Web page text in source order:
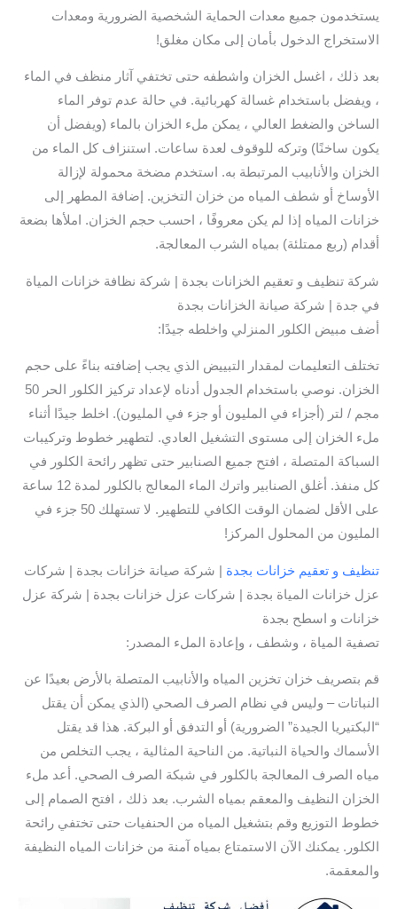
يستخدمون جميع معدات الحماية الشخصية الضرورية ومعدات
الاستخراج الدخول بأمان إلى مكان مغلق!
بعد ذلك ، اغسل الخزان واشطفه حتى تختفي آثار منظف في الماء
، ويفضل باستخدام غسالة كهربائية. في حالة عدم توفر الماء
الساخن والضغط العالي ، يمكن ملء الخزان بالماء (ويفضل أن
يكون ساخنًا) وتركه للوقوف لعدة ساعات. استنزاف كل الماء من
الخزان والأنابيب المرتبطة به. استخدم مضخة محمولة لإزالة
الأوساخ أو شطف المياه من خزان التخزين. إضافة المطهر إلى
خزانات المياه إذا لم يكن معروفًا ، احسب حجم الخزان. املأها بضعة
أقدام (ربع ممتلئة) بمياه الشرب المعالجة.
شركة تنظيف و تعقيم الخزانات بجدة | شركة نظافة خزانات المياة
في جدة | شركة صيانة الخزانات بجدة
أضف مبيض الكلور المنزلي واخلطه جيدًا:
تختلف التعليمات لمقدار التبييض الذي يجب إضافته بناءً على حجم
الخزان. نوصي باستخدام الجدول أدناه لإعداد تركيز الكلور الحر 50
مجم / لتر (أجزاء في المليون أو جزء في المليون). اخلط جيدًا أثناء
ملء الخزان إلى مستوى التشغيل العادي. لتطهير خطوط وتركيبات
السباكة المتصلة ، افتح جميع الصنابير حتى تظهر رائحة الكلور في
كل منفذ. أغلق الصنابير واترك الماء المعالج بالكلور لمدة 12 ساعة
على الأقل لضمان الوقت الكافي للتطهير. لا تستهلك 50 جزء في
المليون من المحلول المركز!
تنظيف و تعقيم خزانات بجدة | شركة صيانة خزانات بجدة | شركات
عزل خزانات المياة بجدة | شركات عزل خزانات بجدة | شركة عزل
خزانات و اسطح بجدة
تصفية المياة ، وشطف ، وإعادة الملء المصدر:
قم بتصريف خزان تخزين المياه والأنابيب المتصلة بالأرض بعيدًا عن
النباتات – وليس في نظام الصرف الصحي (الذي يمكن أن يقتل
“البكتيريا الجيدة” الضرورية) أو التدفق أو البركة. هذا قد يقتل
الأسماك والحياة النباتية. من الناحية المثالية ، يجب التخلص من
مياه الصرف المعالجة بالكلور في شبكة الصرف الصحي. أعد ملء
الخزان النظيف والمعقم بمياه الشرب. بعد ذلك ، افتح الصمام إلى
خطوط التوزيع وقم بتشغيل المياه من الحنفيات حتى تختفي رائحة
الكلور. يمكنك الآن الاستمتاع بمياه آمنة من خزانات المياه النظيفة
والمعقمة.